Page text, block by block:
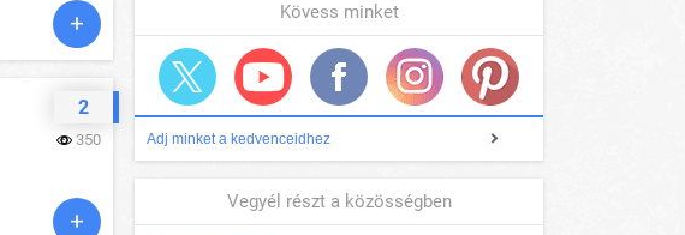
2
350
Kövess minket
Adj minket a kedvenceidhez
Vegyél részt a közösségben